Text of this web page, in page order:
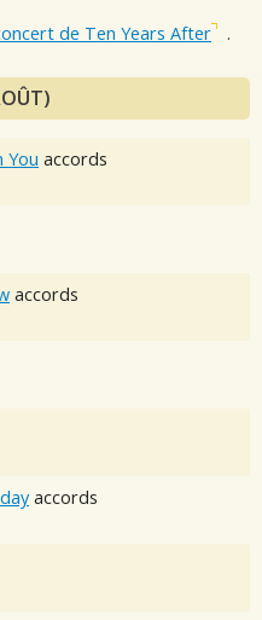
de Ten Years After .
You accords
accords
accords